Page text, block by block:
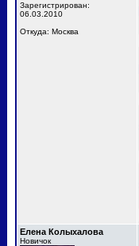
Зарегистрирован:
06.03.2010
Откуда: Москва
Елена Колыхалова
Новичок